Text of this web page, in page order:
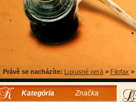
Právě se nacházíte: Luxusné perá > Filofax >
Kategória Značka